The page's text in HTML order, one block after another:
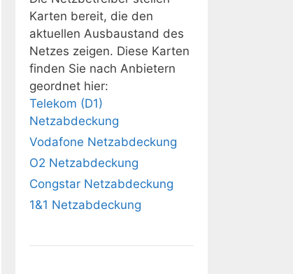
Karten bereit, die den
aktuellen Ausbaustand des
Netzes zeigen. Diese Karten
finden Sie nach Anbietern
geordnet hier:
Telekom (D1)
Netzabdeckung
Vodafone Netzabdeckung
O2 Netzabdeckung
Congstar Netzabdeckung
1&1 Netzabdeckung